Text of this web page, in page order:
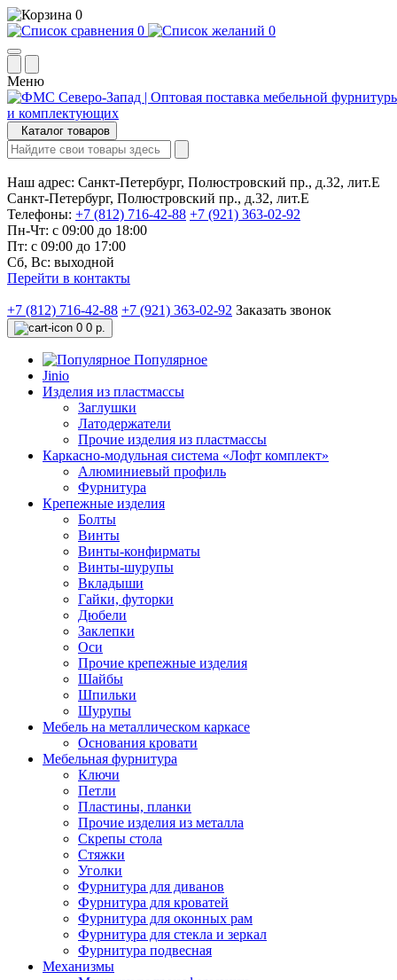
0
0
0
Меню
Каталог товаров
Наш адрес: Санкт-Петербург, Полюстровский пр., д.32, лит.Е
Санкт-Петербург, Полюстровский пр., д.32, лит.Е
Телефоны: +7 (812) 716-42-88 +7 (921) 363-02-92
Пн-Чт: с 09:00 до 18:00
Пт: с 09:00 до 17:00
Сб, Вс: выходной
Перейти в контакты
+7 (812) 716-42-88 +7 (921) 363-02-92 Заказать звонок
0 0 р.
Популярное
Jinio
Изделия из пластмассы
Заглушки
Латодержатели
Прочие изделия из пластмассы
Каркасно-модульная система «Лофт комплект»
Алюминиевый профиль
Фурнитура
Крепежные изделия
Болты
Винты
Винты-конфирматы
Винты-шурупы
Вкладыши
Гайки, футорки
Дюбели
Заклепки
Оси
Прочие крепежные изделия
Шайбы
Шпильки
Шурупы
Мебель на металлическом каркасе
Основания кровати
Мебельная фурнитура
Ключи
Петли
Пластины, планки
Прочие изделия из металла
Скрепы стола
Стяжки
Уголки
Фурнитура для диванов
Фурнитура для кроватей
Фурнитура для оконных рам
Фурнитура для стекла и зеркал
Фурнитура подвесная
Механизмы